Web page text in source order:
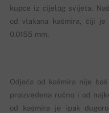
kupce iz cijelog svijeta.
od vlakana kašmira, čiji
0.0155 mm.
Odjeća od kašmira nije
proizvedena ručno i od
od kašmira je ipak